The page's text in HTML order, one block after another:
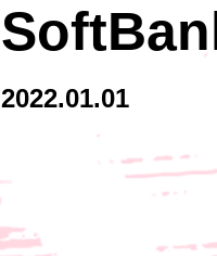
2022.01.01